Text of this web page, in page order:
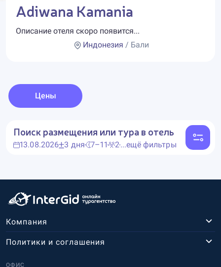
Adiwana Kamania
Описание отеля скоро появится...
Индонезия / Бали
Цены
Поиск размещения или тура в отель
13.08.2026 3 дня 7–11 2...ещё фильтры
Компания
ОФИС
Политики и соглашения